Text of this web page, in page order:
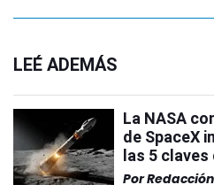
LEÉ ADEMÁS
La NASA
de SpaceX
las 5
Por